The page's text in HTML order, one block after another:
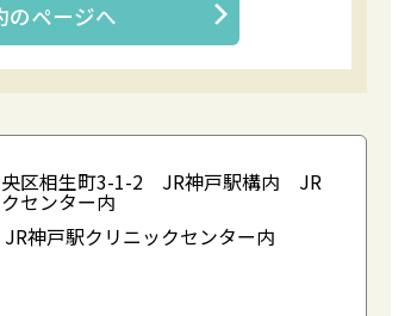
のページへ
央区相生町3-1-2 JR神戸駅構内 JR
センター内
神戸駅クリニックセンター内